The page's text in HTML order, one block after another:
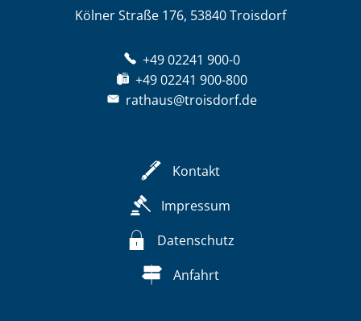
Kölner Straße 176, 53840 Troisdorf
+49 02241 900-0
+49 02241 900-800
rathaus@troisdorf.de
Kontakt
Impressum
Datenschutz
Anfahrt